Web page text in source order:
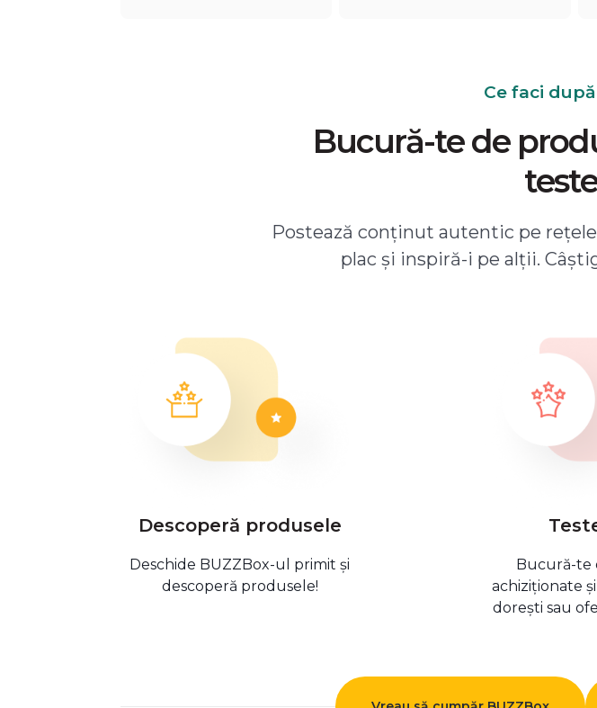
Ce faci
Bucură-te de
Postează conținut autentic pe
plac și inspiră-i pe alții.
Descoperă produsele
Deschide BUZZBox-ul primit și
descoperă produsele!
Bucură-te
achiziționate
dorești sau